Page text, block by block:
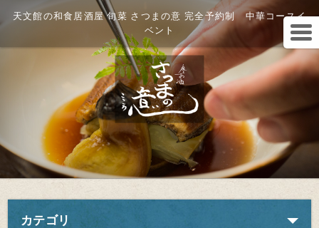
天文館の和食居酒屋 旬菜 さつまの意 完全予約制 中華コースイ
ベント
カテゴリ